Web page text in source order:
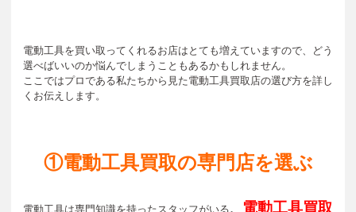
電動工具を買い取ってくれるお店はとても増えていますので、どう
選べばいいのか悩んでしまうこともあるかもしれません。
ここではプロである私たちから見た電動工具買取店の選び方を詳し
くお伝えします。
①電動工具買取の専門店を選ぶ
電動工具は専門知識を持ったスタッフがいる、
電動工具買取